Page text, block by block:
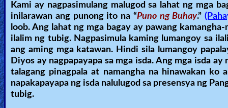
2nd
Page,
Older
Material
Kami ay nagpasimulang malugod sa lahat ng mga
inilarawan ang punong ito na “Puno ng Buhay.”
loob. Ang lahat ng mga bagay ay pawang
ilalim ng tubig. Nagpasimula kaming lumangoy sa
ang aming mga katawan. Hindi sila lumangoy
Diyos ay nagpapayapa sa mga isda. Ang mga isda
talagang pinagpala at namangha na hinawakan
napakapayapa ng isda nalulugod sa presensya ng
tubig.